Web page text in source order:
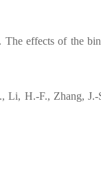
effects of the
H.-F., Zhang, J.-